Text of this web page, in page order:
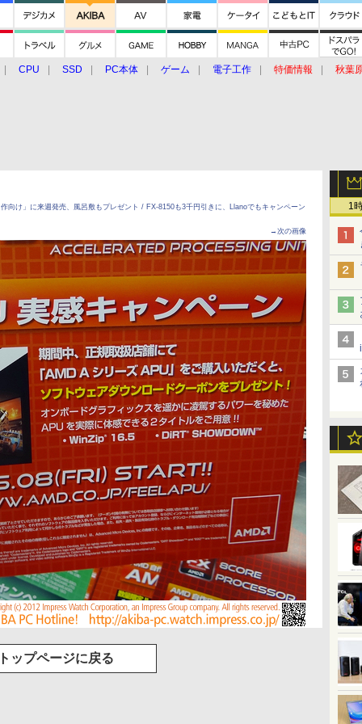
CPU SSD PC本体 ゲーム 電子工作 特価情報
秋葉
1
向け」に来週発売、風呂敷もプレゼント / FX-8150も3千円引きに、Llanoでもキャンペーン
→次の画像
ップページに戻る